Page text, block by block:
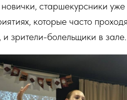
старшекурсники уже
которые часто
зрители-болельщики в зале.